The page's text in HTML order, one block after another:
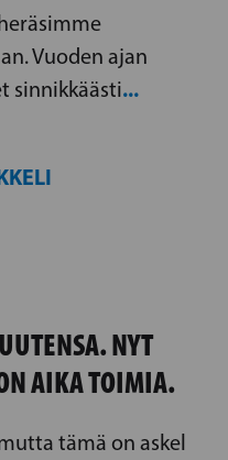
Vuoden ajan
sinnikkäästi...
NYT
AIKA TOIMIA.
tämä on askel